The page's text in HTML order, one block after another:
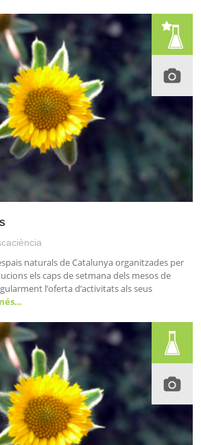
naturals de Catalunya organitzades per
els caps de setmana dels mesos de
l’oferta d’activitats als seus